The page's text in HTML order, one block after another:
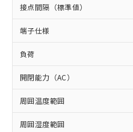
接点間隔（標準値）
端子仕様
負荷
開閉能力（AC）
周囲温度範囲
周囲湿度範囲